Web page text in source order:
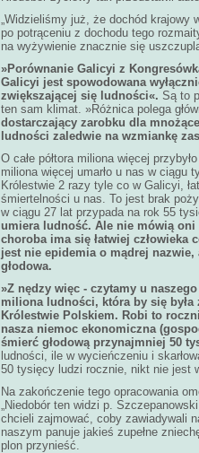
„Widzieliśmy już, że dochód
po potrąceniu z dochodu tego
na wyżywienie znacznie się
»Porównanie Galicyi z
Galicyi jest spowodowana
zwiększającej się ludności«. Są to
ten sam klimat. »Różnica polega
dostarczający zarobku dla
ludności zaledwie na wzmiankę
O całe półtora miliona więcej
miliona więcej umarło u nas w ciągu
Królestwie 2 razy tyle co w Galicyi,
śmiertelności u nas. To jest brak
w ciągu 27 lat przypada na rok 55
umiera ludność. Ale nie mówią
choroba ima się łatwiej człowieka
jest nie epidemia o mądrej
głodowa.
»Z nędzy więc - czytamy u
miliona ludności, która by się
Królestwie Polskiem. Robi to
nasza niemoc ekonomiczna
śmierć głodową przynajmniej 50
ludności, ile w wycieńczeniu i
50 tysięcy ludzi rocznie, nikt nie jest
Na zakończenie tego opracowania
„Niedobór ten widzi p.
chcieli zajmować, coby zawiadywali
naszym panuje jakieś zupełne
plon przynieść.